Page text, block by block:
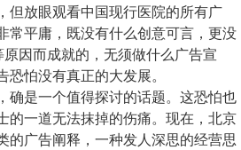
放眼观看中国现行医院的所有广
常平庸，既没有什么创意可言，更没
因而成就的，无须做什么广告宣
怕没有真正的大发展。
是一个值得探讨的话题。这恐怕也
的一道无法抹掉的伤痛。现在，北京
的广告阐释，一种发人深思的经营思